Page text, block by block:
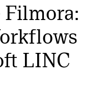
Filmora:
LINC